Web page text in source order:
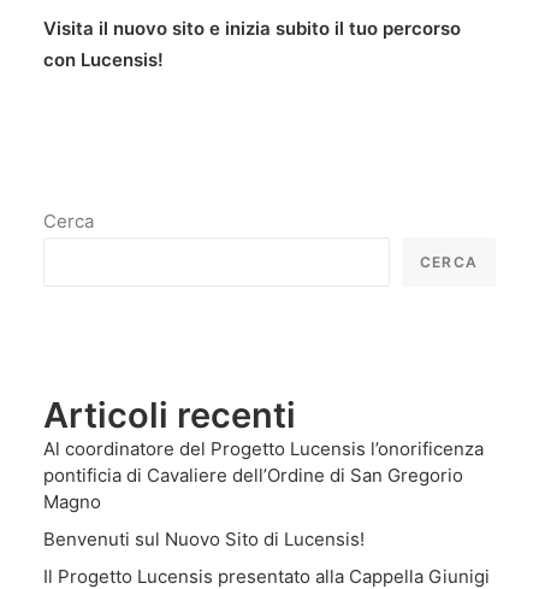
Visita il nuovo sito e inizia subito il tuo percorso
con Lucensis!
Cerca
CERCA
Articoli recenti
Al coordinatore del Progetto Lucensis l’onorificenza
pontificia di Cavaliere dell’Ordine di San Gregorio
Magno
Benvenuti sul Nuovo Sito di Lucensis!
Il Progetto Lucensis presentato alla Cappella Giunigi